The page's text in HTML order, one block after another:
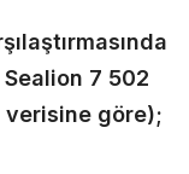
7 502
verisine göre);